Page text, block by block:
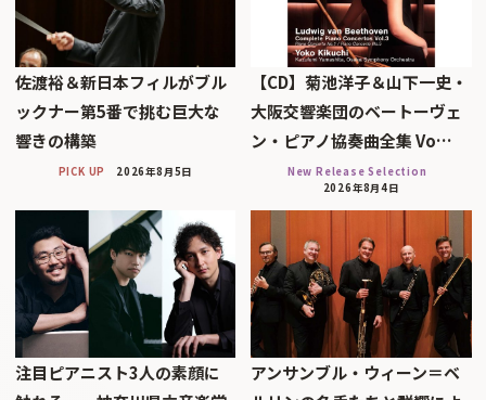
佐渡裕＆新日本フィルがブル
ックナー第5番で挑む巨大な
響きの構築
PICK UP 2026年8月5日
【CD】菊池洋子＆山下一史・
大阪交響楽団のベートーヴェ
ン・ピアノ協奏曲全集 Vo…
New Release Selection
2026年8月4日
注目ピアニスト3人の素顔に
アンサンブル・ウィーン＝ベ